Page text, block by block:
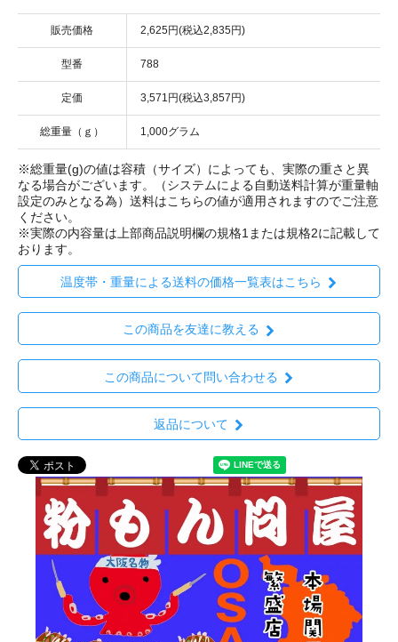
販売価格 2,625円(税込2,835円)
型番 788
定価 3,571円(税込3,857円)
総重量（ｇ） 1,000グラム
※総重量(g)の値は容積（サイズ）によっても、実際の重さと異
なる場合がございます。（システムによる自動送料計算が重量軸
設定のみとなる為）送料はこちらの値が適用されますのでご注意
ください。
※実際の内容量は上部商品説明欄の規格1または規格2に記載して
おります。
温度帯・重量による送料の価格一覧表はこちら
この商品を友達に教える
この商品について問い合わせる
返品について